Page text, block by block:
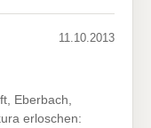
11.10.2013
Eberbach,
erloschen: